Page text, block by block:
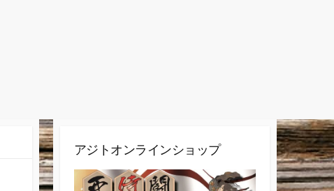
アジトオンラインショップ